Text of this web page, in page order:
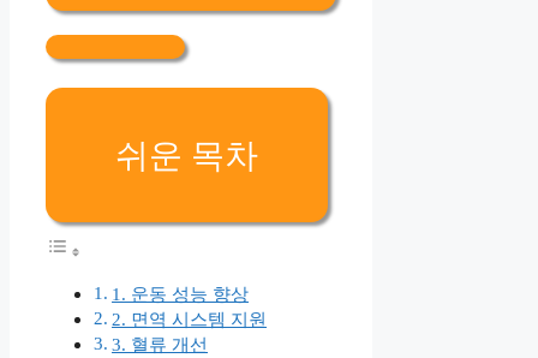
쉬운 목차
1. 운동 성능 향상
2. 면역 시스템 지원
3. 혈류 개선